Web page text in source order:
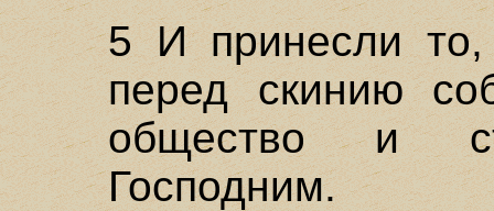
5 И принесли то,
перед скинию
общество и
Господним.